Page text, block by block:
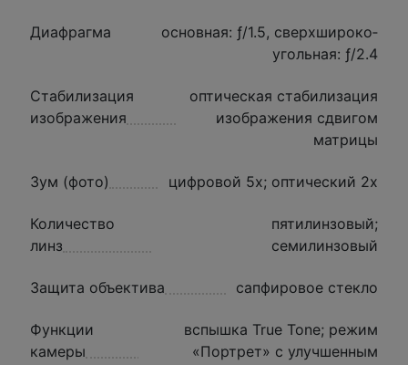
Диафрагма
основная: ƒ/1.5, сверхшироко­
угольная: ƒ/2.4
Стабилизация
изображения
оптическая стабилизация
изображения сдвигом
матрицы
Зум (фото) цифровой 5x; оптический 2x
Количество
линз
пятилинзовый;
семилинзовый
Защита объектива сапфировое стекло
Функции
камеры
вспышка True Tone; режим
«Портрет» с улучшенным